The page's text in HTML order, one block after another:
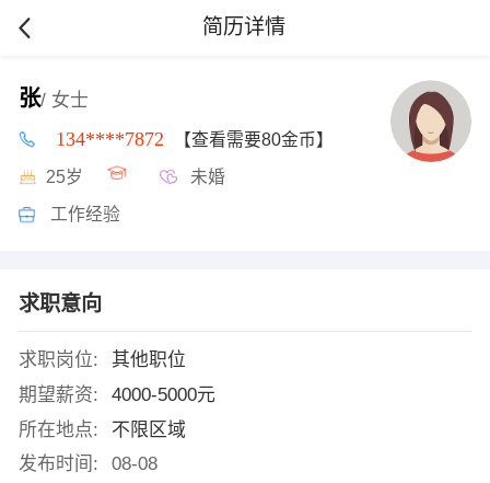
简历详情
张/ 女士
134****7872 【查看需要80金币】
25岁 未婚
工作经验
求职意向
求职岗位:
其他职位
期望薪资:
4000-5000元
所在地点:
不限区域
发布时间:
08-08